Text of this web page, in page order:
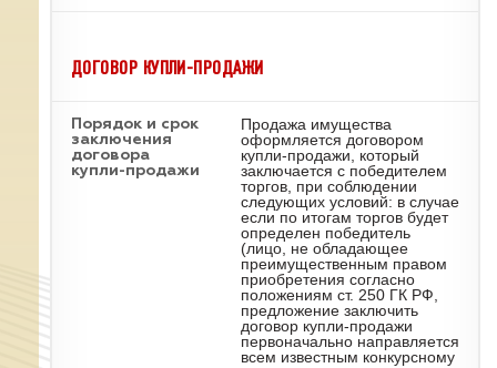
ДОГОВОР КУПЛИ-ПРОДАЖИ
Порядок и срок
заключения
договора
купли-продажи
Продажа имущества
оформляется договором
купли-продажи, который
заключается с победителем
торгов, при соблюдении
следующих условий: в случае
если по итогам торгов будет
определен победитель
(лицо, не обладающее
преимущественным правом
приобретения согласно
положениям ст. 250 ГК РФ,
предложение заключить
договор купли-продажи
первоначально направляется
всем известным конкурсному